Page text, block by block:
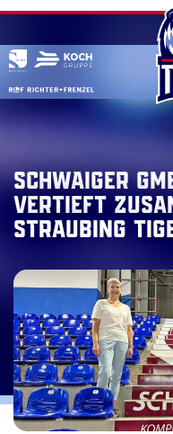
Skip
content
Schwaiger
vertieft
Straubing